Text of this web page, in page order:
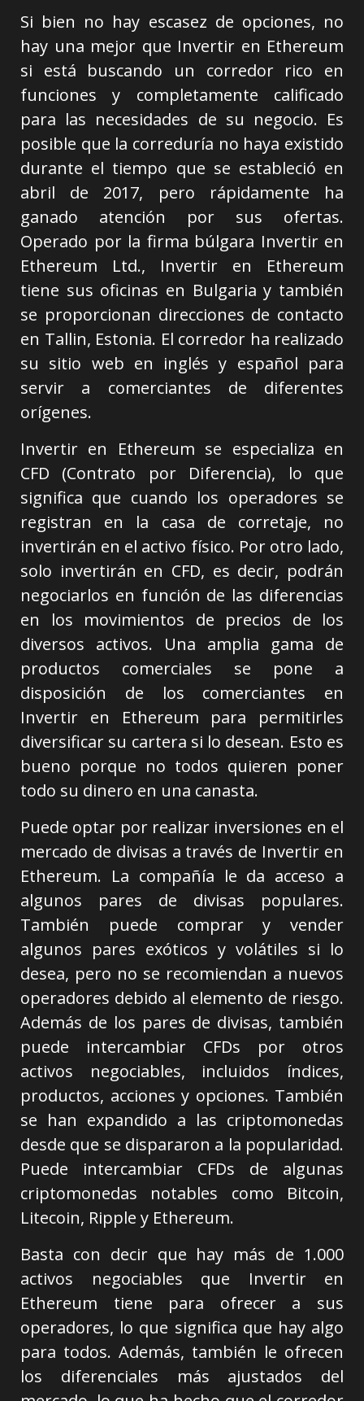
Si bien no hay escasez de opciones, no
hay una mejor que Invertir en Ethereum
si está buscando un corredor rico en
funciones y completamente calificado
para las necesidades de su negocio. Es
posible que la correduría no haya existido
durante el tiempo que se estableció en
abril de 2017, pero rápidamente ha
ganado atención por sus ofertas.
Operado por la firma búlgara Invertir en
Ethereum Ltd., Invertir en Ethereum
tiene sus oficinas en Bulgaria y también
se proporcionan direcciones de contacto
en Tallin, Estonia. El corredor ha realizado
su sitio web en inglés y español para
servir a comerciantes de diferentes
orígenes.
Invertir en Ethereum se especializa en
CFD (Contrato por Diferencia), lo que
significa que cuando los operadores se
registran en la casa de corretaje, no
invertirán en el activo físico. Por otro lado,
solo invertirán en CFD, es decir, podrán
negociarlos en función de las diferencias
en los movimientos de precios de los
diversos activos. Una amplia gama de
productos comerciales se pone a
disposición de los comerciantes en
Invertir en Ethereum para permitirles
diversificar su cartera si lo desean. Esto es
bueno porque no todos quieren poner
todo su dinero en una canasta.
Puede optar por realizar inversiones en el
mercado de divisas a través de Invertir en
Ethereum. La compañía le da acceso a
algunos pares de divisas populares.
También puede comprar y vender
algunos pares exóticos y volátiles si lo
desea, pero no se recomiendan a nuevos
operadores debido al elemento de riesgo.
Además de los pares de divisas, también
puede intercambiar CFDs por otros
activos negociables, incluidos índices,
productos, acciones y opciones. También
se han expandido a las criptomonedas
desde que se dispararon a la popularidad.
Puede intercambiar CFDs de algunas
criptomonedas notables como Bitcoin,
Litecoin, Ripple y Ethereum.
Basta con decir que hay más de 1.000
activos negociables que Invertir en
Ethereum tiene para ofrecer a sus
operadores, lo que significa que hay algo
para todos. Además, también le ofrecen
los diferenciales más ajustados del